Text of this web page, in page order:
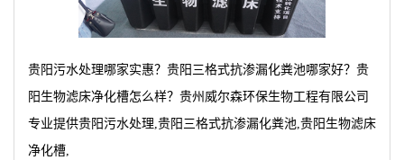
贵阳污水处理哪家实惠？贵阳三格式抗渗漏化粪池哪家好？贵
阳生物滤床净化槽怎么样？贵州威尔森环保生物工程有限公司
专业提供贵阳污水处理,贵阳三格式抗渗漏化粪池,贵阳生物滤床
净化槽,